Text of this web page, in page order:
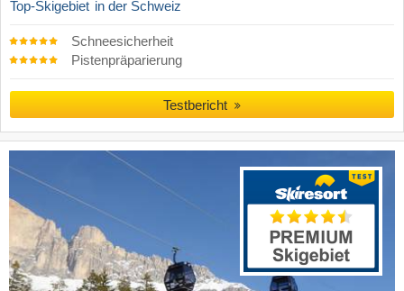
Top-Skigebiet in der Schweiz
Schneesicherheit
Pistenpräparierung
Testbericht